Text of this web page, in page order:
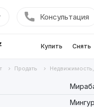
Консультация
Купить Снять
Продать